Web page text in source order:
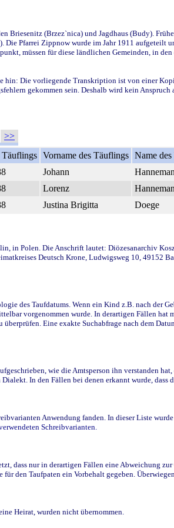
(Brzez`nica) und Jagdhaus (Budy).
Pfarrei Zippnow wurde im Jahr 1911 aufgeteilt
müssen für diese ländlichen Gemeinden, in
hin: Die vorliegende Transkription ist von einer
gekommen sein. Deshalb wird kein Anspruch
>>
Täuflings Vorname des Täuflings Name des
Johann
Lorenz
Justina Brigitta Doege
in Polen. Die Anschrift lautet: Diözesanarchiv
Deutsch Krone, Ludwigsweg 10, 49152
des Taufdatums. Wenn ein Kind z.B. nach der
vorgenommen wurde. In derartigen Fällen hat
Eine exakte Suchabfrage nach dem
wie die Amtsperson ihn verstanden
In den Fällen bei denen erkannt wurde,
Anwendung fanden. In dieser Liste
Schreibvarianten.
dass nur in derartigen Fällen eine Abweichung
den Taufpaten ein Vorbehalt gegeben.
Heirat, wurden nicht übernommen.